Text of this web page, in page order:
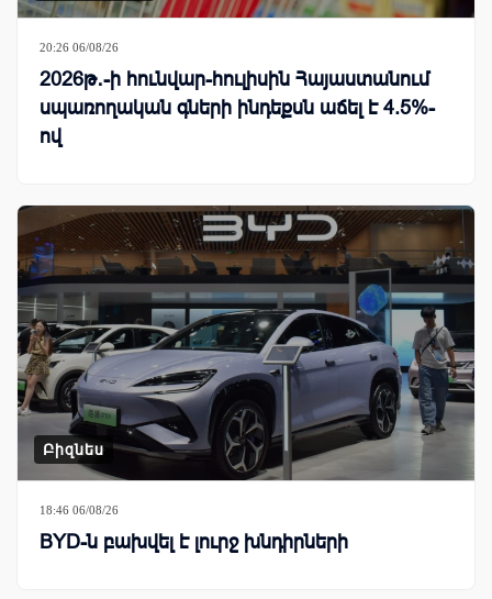
20:26 06/08/26
2026թ․-ի հունվար-հուլիսին Հայաստանում
սպառողական գների ինդեքսն աճել է 4.5%-
ով
Բիզնես
18:46 06/08/26
BYD-ն բախվել է լուրջ խնդիրների